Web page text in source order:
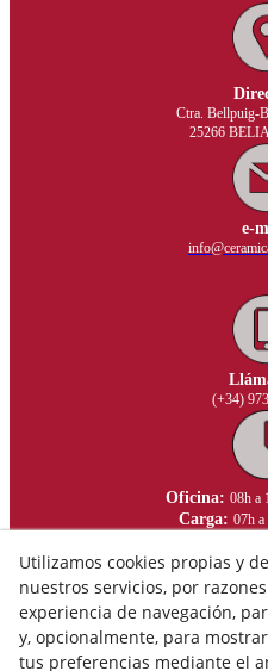
Ctra. Bellpuig-
25266
e-
(+34)
Oficina: 08h a
Carga: 07h a
Utilizamos cookies propias y
nuestros servicios, por
experiencia de navegación,
y, opcionalmente, para
tus preferencias mediante el